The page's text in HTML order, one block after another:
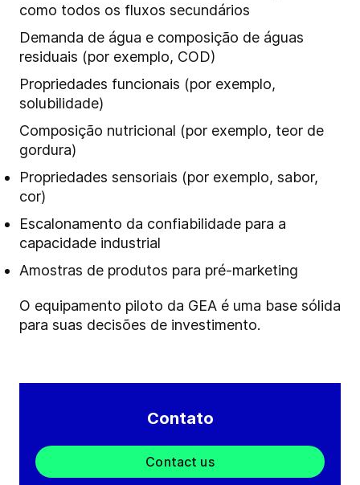
como todos os fluxos secundários
Demanda de água e composição de águas
residuais (por exemplo, COD)
Propriedades funcionais (por exemplo,
solubilidade)
Composição nutricional (por exemplo, teor de
gordura)
Propriedades sensoriais (por exemplo, sabor,
cor)
Escalonamento da confiabilidade para a
capacidade industrial
Amostras de produtos para pré-marketing
O equipamento piloto da GEA é uma base sólida
para suas decisões de investimento.
Contato
Contact us